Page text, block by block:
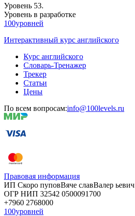
Уровень 53.
Уровень в разработке
100уровней
Интерактивный курс английского
Курс английского
Словарь-Тренажер
Трекер
Статьи
Цены
По всем вопросам:info@100levels.ru
Правовая информация
ИП Скоро пуповВяче славВалер ьевич
ОГР НИП 32542 0500091700
+7960 2768000
100уровней